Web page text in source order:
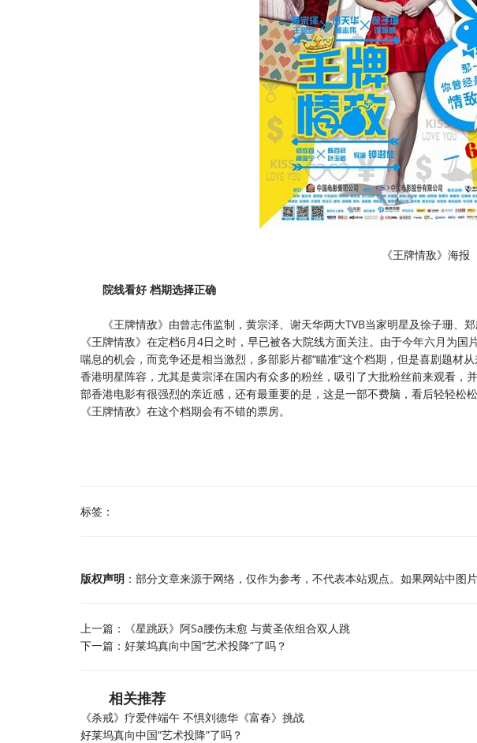
《王牌情敌》海报
院线看好 档期选择正确
《王牌情敌》由曾志伟监制，黄宗泽、谢天华两大TVB当家明星及徐子珊、
《王牌情敌》在定档6月4日之时，早已被各大院线方面关注。由于今年六月为
喘息的机会，而竞争还是相当激烈，多部影片都“瞄准”这个档期，但是喜剧题材
香港明星阵容，尤其是黄宗泽在国内有众多的粉丝，吸引了大批粉丝前来观看，
部香港电影有很强烈的亲近感，还有最重要的是，这是一部不费脑，看后轻轻松
《王牌情敌》在这个档期会有不错的票房。
标签：
版权声明 ：部分文章来源于网络，仅作为参考，不代表本站观点。如果网站中图
上一篇：
《星跳跃》阿Sa腰伤未愈 与黄圣依组合双人跳
下一篇： 好莱坞真向中国“艺术投降”了吗？
相关推荐
《杀戒》疗爱伴端午 不惧刘德华《富春》挑战
好莱坞真向中国“艺术投降”了吗？